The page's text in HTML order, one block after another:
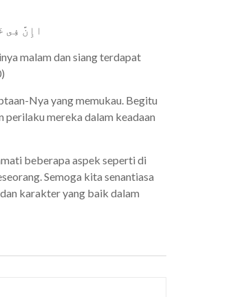
اإِنَّ
malam dan siang terdapat
Nya yang memukau. Begitu
perilaku mereka dalam keadaan
beberapa aspek seperti di
Semoga kita senantiasa
karakter yang baik dalam